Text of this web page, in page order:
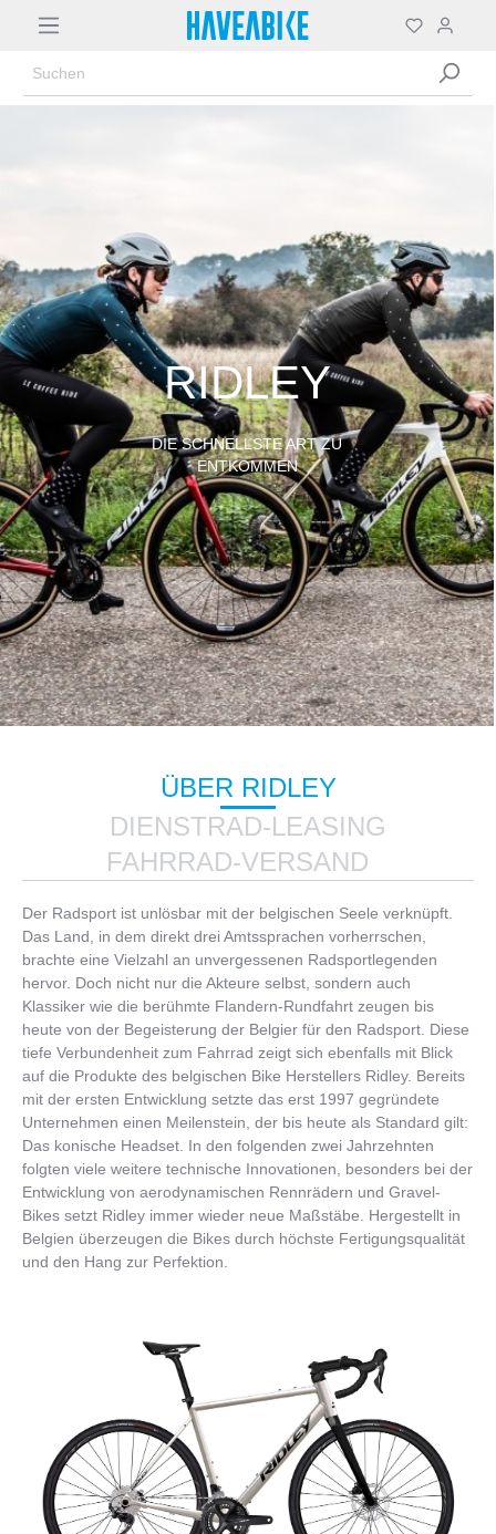
RIDLEY
DIE SCHNELLSTE ART ZU
ENTKOMMEN
ÜBER RIDLEY
DIENSTRAD-LEASING
FAHRRAD-VERSAND
Der Radsport ist unlösbar mit der belgischen Seele verknüpft.
Das Land, in dem direkt drei Amtssprachen vorherrschen,
brachte eine Vielzahl an unvergessenen Radsportlegenden
hervor. Doch nicht nur die Akteure selbst, sondern auch
Klassiker wie die berühmte Flandern-Rundfahrt zeugen bis
heute von der Begeisterung der Belgier für den Radsport. Diese
tiefe Verbundenheit zum Fahrrad zeigt sich ebenfalls mit Blick
auf die Produkte des belgischen Bike Herstellers Ridley. Bereits
mit der ersten Entwicklung setzte das erst 1997 gegründete
Unternehmen einen Meilenstein, der bis heute als Standard gilt:
Das konische Headset. In den folgenden zwei Jahrzehnten
folgten viele weitere technische Innovationen, besonders bei der
Entwicklung von aerodynamischen Rennrädern und Gravel-
Bikes setzt Ridley immer wieder neue Maßstäbe. Hergestellt in
Belgien überzeugen die Bikes durch höchste Fertigungsqualität
und den Hang zur Perfektion.